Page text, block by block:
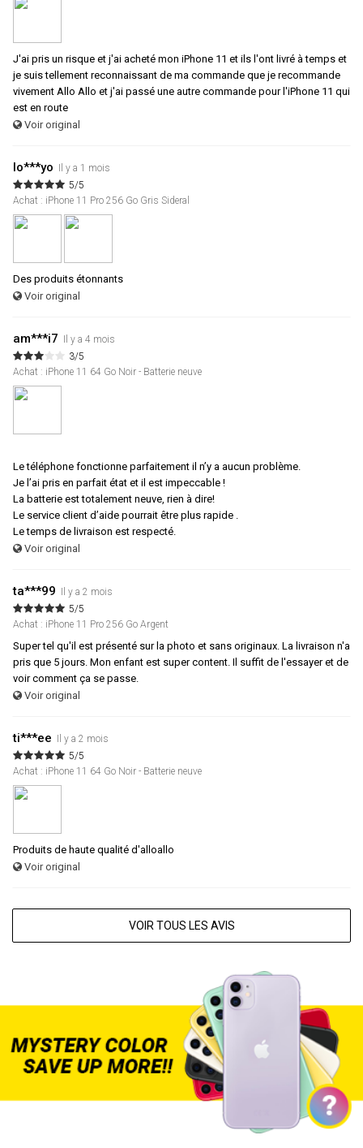
J'ai pris un risque et j'ai acheté mon iPhone 11 et ils l'ont livré à temps et
je suis tellement reconnaissant de ma commande que je recommande
vivement Allo Allo et j'ai passé une autre commande pour l'iPhone 11 qui
est en route
Voir original
lo***yo
Il y a 1 mois
5/5
Achat : iPhone 11 Pro 256 Go Gris Sideral
Des produits étonnants
Voir original
am***i7
Il y a 4 mois
3/5
Achat : iPhone 11 64 Go Noir - Batterie neuve
Le téléphone fonctionne parfaitement il n’y a aucun problème.
Je l’ai pris en parfait état et il est impeccable !
La batterie est totalement neuve, rien à dire!
Le service client d’aide pourrait être plus rapide .
Le temps de livraison est respecté.
Voir original
ta***99
Il y a 2 mois
5/5
Achat : iPhone 11 Pro 256 Go Argent
Super tel qu'il est présenté sur la photo et sans originaux. La livraison n'a
pris que 5 jours. Mon enfant est super content. Il suffit de l'essayer et de
voir comment ça se passe.
Voir original
ti***ee
Il y a 2 mois
5/5
Achat : iPhone 11 64 Go Noir - Batterie neuve
Produits de haute qualité d'alloallo
Voir original
VOIR TOUS LES AVIS